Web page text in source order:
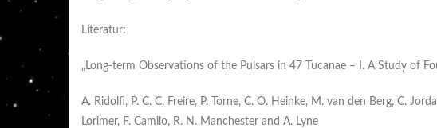
Literatur:
„Long-term Observations of the Pulsars in 47 Tucanae – I. A Study of
A. Ridolfi, P. C. C. Freire, P. Torne, C. O. Heinke, M. van den Berg, C.
Lorimer, F. Camilo, R. N. Manchester and A. Lyne